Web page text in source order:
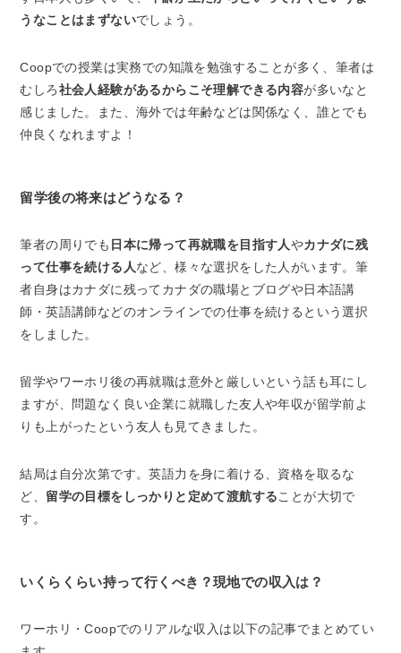
うなことはまずないでしょう。
Coopでの授業は実務での知識を勉強することが多く、筆者は
むしろ社会人経験があるからこそ理解できる内容が多いなと
感じました。また、海外では年齢などは関係なく、誰とでも
仲良くなれますよ！
留学後の将来はどうなる？
筆者の周りでも 日本に帰って再就職を目指す人やカナダに残
って仕事を続ける人など、様々な選択をした人がいます。筆
者自身はカナダに残ってカナダの職場とブログや日本語講
師・英語講師などのオンラインでの仕事を続けるという選択
をしました。
留学やワーホリ後の再就職は意外と厳しいという話も耳にし
ますが、問題なく良い企業に就職した友人や年収が留学前よ
りも上がったという友人も見てきました。
結局は自分次第です。英語力を身に着ける、資格を取るな
ど、 留学の目標をしっかりと定めて渡航することが大切で
す。
いくらくらい持って行くべき？現地での収入は？
ワーホリ・Coopでのリアルな収入は以下の記事でまとめてい